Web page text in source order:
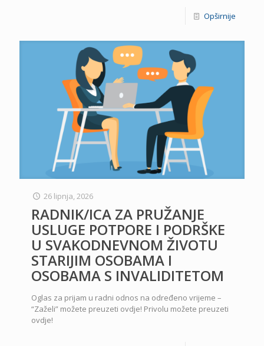
Opširnije
26 lipnja, 2026
RADNIK/ICA ZA PRUŽANJE
USLUGE POTPORE I PODRŠKE
U SVAKODNEVNOM ŽIVOTU
STARIJIM OSOBAMA I
OSOBAMA S INVALIDITETOM
Oglas za prijam u radni odnos na određeno vrijeme –
“Zaželi” možete preuzeti ovdje! Privolu možete preuzeti
ovdje!